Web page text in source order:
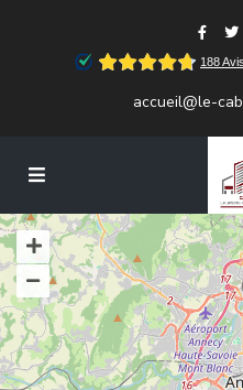
accueil@le-